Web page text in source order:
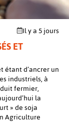
Il y a 5 jours
ET
étant d’ancrer un
industriels, à
fermier,
la
» de soja
Agriculture